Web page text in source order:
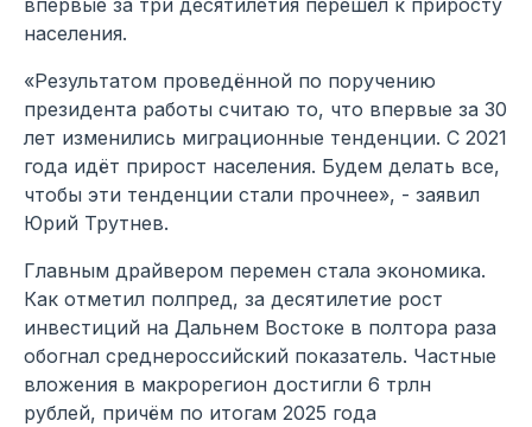
населения.
«Результатом проведённой по поручению
президента работы считаю то, что впервые за 30
лет изменились миграционные тенденции. С 2021
года идёт прирост населения. Будем делать все,
чтобы эти тенденции стали прочнее», - заявил
Юрий Трутнев.
Главным драйвером перемен стала экономика.
Как отметил полпред, за десятилетие рост
инвестиций на Дальнем Востоке в полтора раза
обогнал среднероссийский показатель. Частные
вложения в макрорегион достигли 6 трлн
рублей, причём по итогам 2025 года